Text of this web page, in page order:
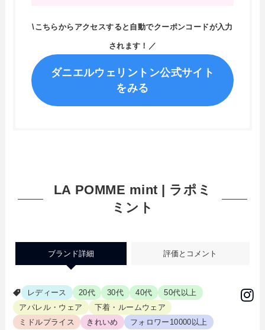
\こちらからアクセスすると自動でクーポンコードが入力
されます！／
ダニエルウェリントン公式サイト
をみる
LA POMME mint | ラポミ
ミント
ブランド詳細 評価とコメント
レディース 20代 30代 40代
50代以上
アパレル・ウェア
下着・ルームウェア
ミドルプライス
きれいめ フォロワー10000以上